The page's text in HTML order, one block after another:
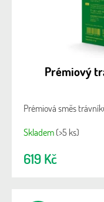
Prémiový
Prémiová směs
Skladem(>5 ks)
619 Kč